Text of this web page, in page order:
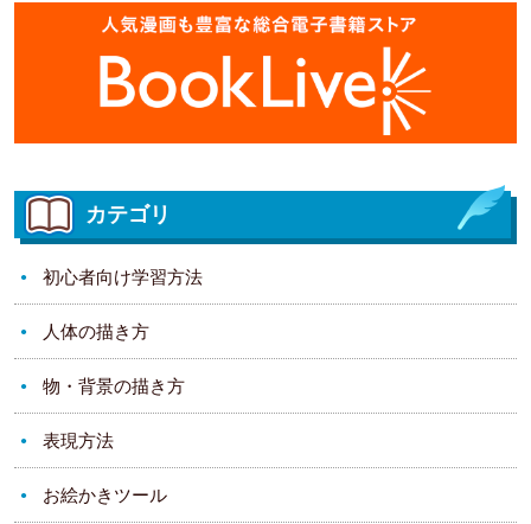
カテゴリ
初心者向け学習方法
人体の描き方
物・背景の描き方
表現方法
お絵かきツール